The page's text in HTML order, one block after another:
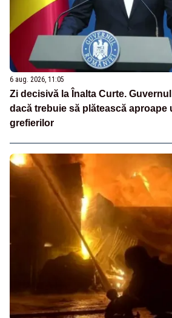
6 aug. 2026, 11:05
Zi decisivă la Înalta Curte.
dacă trebuie să plătească aproape
grefierilor